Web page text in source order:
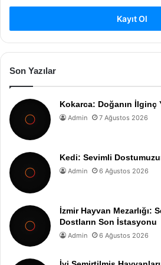
Kayıt Ol
Son Yazılar
Kokarca: Doğanın İlginç
Admin 7 Ağustos 2026
Kedi: Sevimli
Admin 6 Ağustos 2026
İzmir Hayvan Mezarlığı:
Dostların Son İstasyonu
Admin 6 Ağustos 2026